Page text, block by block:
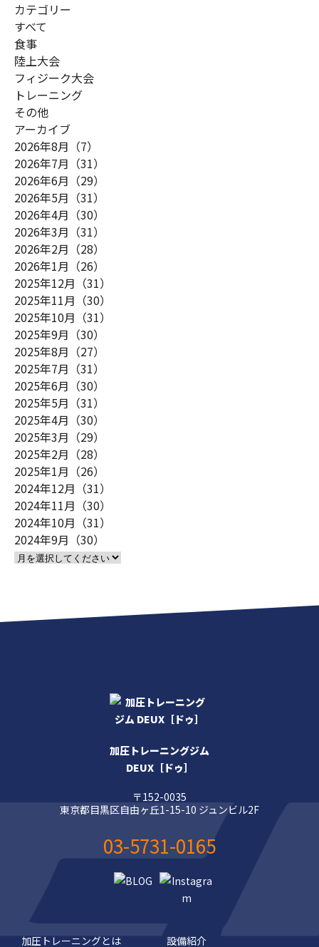
カテゴリー
すべて
食事
陸上大会
フィジーク大会
トレーニング
その他
アーカイブ
2026年8月（7）
2026年7月（31）
2026年6月（29）
2026年5月（31）
2026年4月（30）
2026年3月（31）
2026年2月（28）
2026年1月（26）
2025年12月（31）
2025年11月（30）
2025年10月（31）
2025年9月（30）
2025年8月（27）
2025年7月（31）
2025年6月（30）
2025年5月（31）
2025年4月（30）
2025年3月（29）
2025年2月（28）
2025年1月（26）
2024年12月（31）
2024年11月（30）
2024年10月（31）
2024年9月（30）
加圧トレーニングジム
DEUX［ドゥ］
〒152-0035
東京都目黒区自由ヶ丘1-15-10 ジュンビル2F
03-5731-0165
加圧トレーニングとは 設備紹介